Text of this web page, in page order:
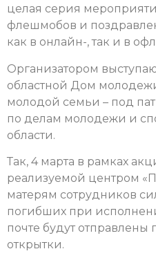
целая серия
флешмобов и
как в онлайн-, так и в
Организатором
областной Дом
молодой семьи – под
по делам молодежи и
области.
Так, 4 марта в рамках
реализуемой центром
матерям сотрудников
погибших при
почте будут отправлены
открытки.